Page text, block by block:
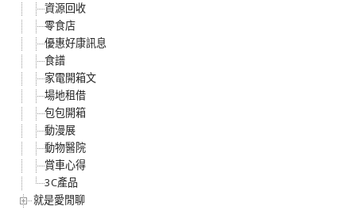
資源回收
零食店
優惠好康訊息
食譜
家電開箱文
場地租借
包包開箱
動漫展
動物醫院
賞車心得
3C產品
就是愛閒聊